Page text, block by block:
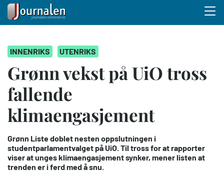
hovedinnhold
INNENRIKS UTENRIKS
Grønn vekst på UiO tross
fallende
klimaengasjement
Grønn Liste doblet nesten oppslutningen i
studentparlamentvalget på UiO. Til tross for at rapporter
viser at unges klimaengasjement synker, mener listen at
trenden er i ferd med å snu.